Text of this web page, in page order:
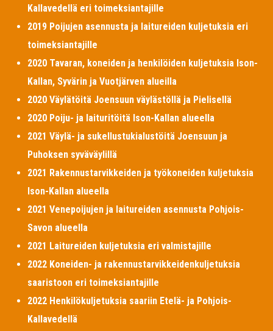
Kallavedellä eri toimeksiantajille
2019 Poijujen asennusta ja laitureiden kuljetuksia eri
toimeksiantajille
2020 Tavaran, koneiden ja henkilöiden kuljetuksia Ison-
Kallan, Syvärin ja Vuotjärven alueilla
2020 Väylätöitä Joensuun väylästöllä ja Pielisellä
2020 Poiju- ja laituritöitä Ison-Kallan alueella
2021 Väylä- ja sukellustukialustöitä Joensuun ja
Puhoksen syväväylillä
2021 Rakennustarvikkeiden ja työkoneiden kuljetuksia
Ison-Kallan alueella
2021 Venepoijujen ja laitureiden asennusta Pohjois-
Savon alueella
2021 Laitureiden kuljetuksia eri valmistajille
2022 Koneiden- ja rakennustarvikkeidenkuljetuksia
saaristoon eri toimeksiantajille
2022 Henkilökuljetuksia saariin Etelä- ja Pohjois-
Kallavedellä